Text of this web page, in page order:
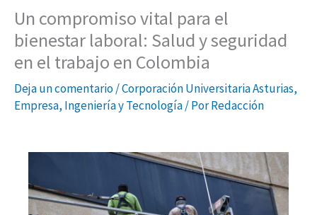
Un compromiso vital para el
bienestar laboral: Salud y seguridad
en el trabajo en Colombia
Deja un comentario/Corporación Universitaria Asturias,
Empresa, Ingeniería y Tecnología/ PorRedacción